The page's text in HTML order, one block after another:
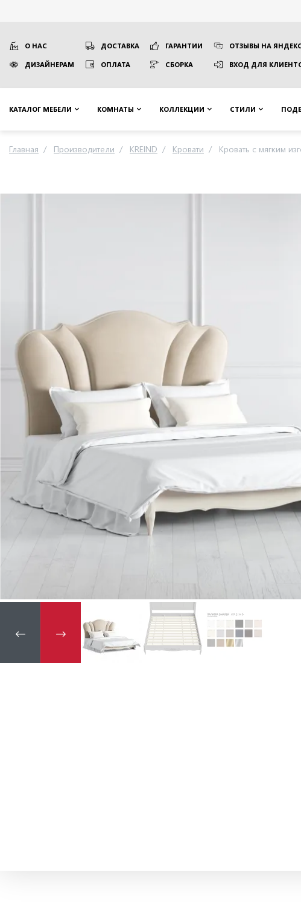
О НАС ДОСТАВКА ГАРАНТИИ ОТЗЫВЫ НА ЯНДЕКС
ДИЗАЙНЕРАМ ОПЛАТА СБОРКА ВХОД ДЛЯ
КАТАЛОГ МЕБЕЛИ КОМНАТЫ КОЛЛЕКЦИИ СТИЛИ
Главная Производители KREIND Кровати Кровать с мягким